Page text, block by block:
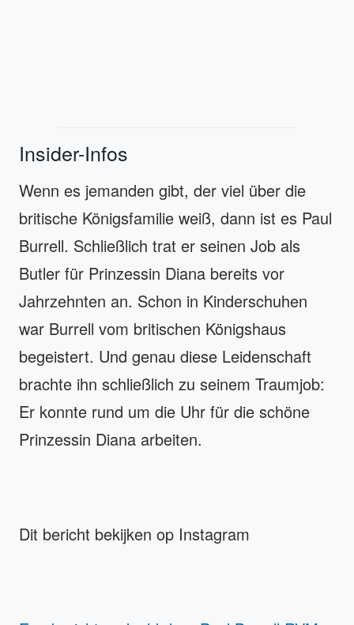
Insider-Infos
Wenn es jemanden gibt, der viel über die
britische Königsfamilie weiß, dann ist es Paul
Burrell. Schließlich trat er seinen Job als
Butler für Prinzessin Diana bereits vor
Jahrzehnten an. Schon in Kinderschuhen
war Burrell vom britischen Königshaus
begeistert. Und genau diese Leidenschaft
brachte ihn schließlich zu seinem Traumjob:
Er konnte rund um die Uhr für die schöne
Prinzessin Diana arbeiten.
Dit bericht bekijken op Instagram